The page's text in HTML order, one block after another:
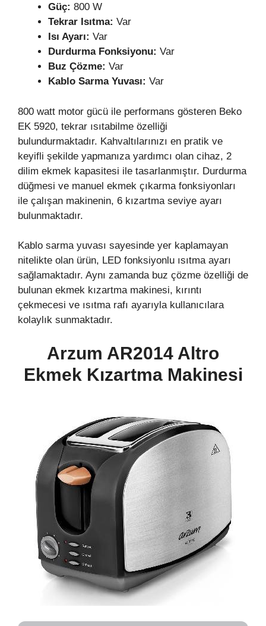
Güç: 800 W
Tekrar Isıtma: Var
Isı Ayarı: Var
Durdurma Fonksiyonu: Var
Buz Çözme: Var
Kablo Sarma Yuvası: Var
800 watt motor gücü ile performans gösteren Beko
EK 5920, tekrar ısıtabilme özelliği
bulundurmaktadır. Kahvaltılarınızı en pratik ve
keyifli şekilde yapmanıza yardımcı olan cihaz, 2
dilim ekmek kapasitesi ile tasarlanmıştır. Durdurma
düğmesi ve manuel ekmek çıkarma fonksiyonları
ile çalışan makinenin, 6 kızartma seviye ayarı
bulunmaktadır.
Kablo sarma yuvası sayesinde yer kaplamayan
nitelikte olan ürün, LED fonksiyonlu ısıtma ayarı
sağlamaktadır. Aynı zamanda buz çözme özelliği de
bulunan ekmek kızartma makinesi, kırıntı
çekmecesi ve ısıtma rafı ayarıyla kullanıcılara
kolaylık sunmaktadır.
Arzum AR2014 Altro
Ekmek Kızartma Makinesi